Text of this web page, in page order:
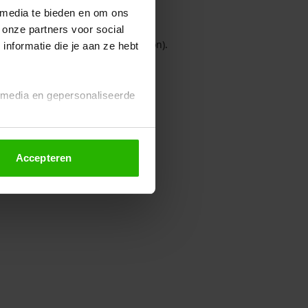
te bieden en om ons
partners voor social
die je aan ze hebt
en gepersonaliseerde
altijd wijzigen of
Accepteren
console for more information).